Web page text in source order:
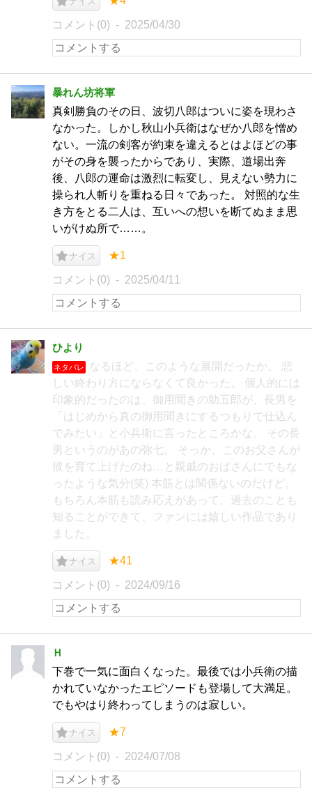
コメント(0) 2025/04/30
暴れん坊将軍
真剣勝負のその日、波切八郎はついに姿を現わさ
なかった。しかし秋山小兵衛はなぜか八郎を憎め
ない。一流の剣客が約束を違えるとはよほどの事
がその身を襲ったからであり、実際、道場出奔
後、八郎の運命は激烈に転変し、見えない勢力に
操られ人斬りを重ねる日々であった。 対照的な生
き方をとる二人は、互いへの想いを断てぬまま思
いがけぬ所で……。
ナイス ★1
コメント(0) 2025/04/11
ひより
ネタバレ
なるほど、このような展開だったか。 悲
しい終わり方にならなくて良かった。 個人的には
印象的だったのは、御用聞きの助五郎が、長男を
「はじめから真の御用聞きにするつもりで仕込ん
でみたい」と小兵衛に言ったところかな。 その長
男というのがあの弥七。 そっか、このお父さんが
彼を育て上げたのね…と親戚のおばさんにでもな
ったような気分(笑) 本筋とは関係ないのだけど。
もちろん本筋も読み応えがあって、過去のことも
知ることができて、ファンには嬉しい作品であり
ました。
ナイス ★41
コメント(0) 2024/09/16
Ｈ
下巻で一気に面白くなった。最後では小兵衛の描
かれていなかったエピソードも登場して大満足。
でもやはり終わってしまうのは寂しい。
ナイス ★7
コメント(0) 2024/07/08